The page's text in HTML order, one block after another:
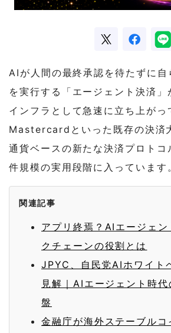
AIが人間の最終承認を待たずに自
を実行する「エージェント決済」
インフラとして急速に立ち上が
Mastercardといった既存の決済
通貨ベースの新たな決済プロトコ
件規模の実用段階に入っています
関連記事
アプリ終焉？AIエージェン
クチェーンの役割とは
JPYC、自民党AIホワイト
見解｜AIエージェント時
盤
金融庁が海外ステーブル